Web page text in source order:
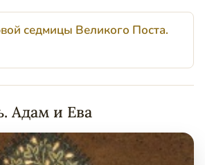
седмицы Великого Поста.
Адам и Ева